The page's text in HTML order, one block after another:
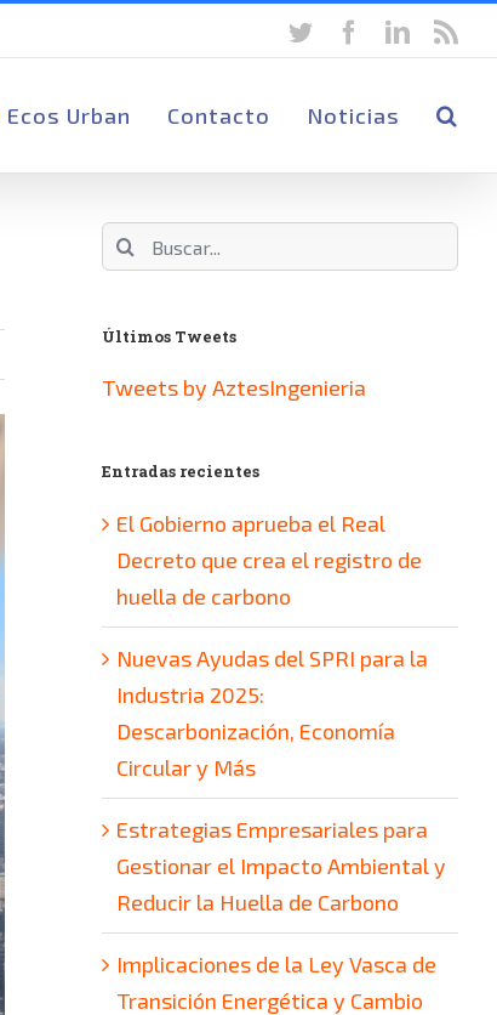
twitter facebook
linkedin
Ecos Urban Contacto Noticias
Buscar:
Últimos Tweets
Tweets by AztesIngenieria
Entradas recientes
El Gobierno aprueba el Real
Decreto que crea el registro de
huella de carbono
Nuevas Ayudas del SPRI para la
Industria 2025:
Descarbonización, Economía
Circular y Más
Estrategias Empresariales para
Gestionar el Impacto Ambiental y
Reducir la Huella de Carbono
Implicaciones de la Ley Vasca de
Transición Energética y Cambio